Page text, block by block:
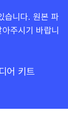
습니다. 원본 파
주시기 바랍니
어 키트